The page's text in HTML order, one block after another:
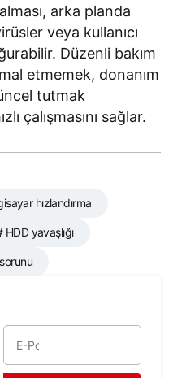
arka planda
veya kullanıcı
Düzenli bakım
etmemek, donanım
tutmak
çalışmasını sağlar.
hızlandırma
HDD yavaşlığı